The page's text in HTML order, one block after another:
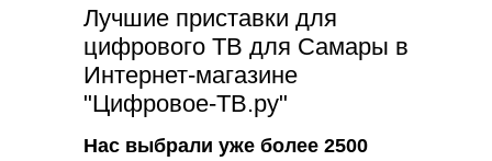
Лучшие приставки для
цифрового ТВ для Самары в
Интернет-магазине
"Цифровое-ТВ.ру"
Нас выбрали уже более 2500